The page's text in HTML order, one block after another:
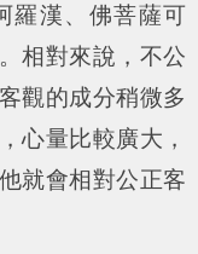
羅漢、佛菩薩可
相對來說，不公
觀的成分稍微多
心量比較廣大，
就會相對公正客